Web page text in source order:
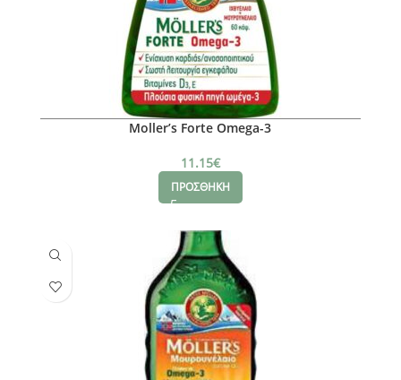
Moller’s Forte Omega-3
11.15€
ΠΡΟΣΘΗΚΗ